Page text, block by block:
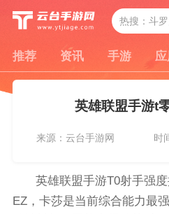
推荐 资讯 手游 应
英雄联盟手游t
来源：云台手游网 时
英雄联盟手游T0射手强
EZ，卡莎是当前综合能力最